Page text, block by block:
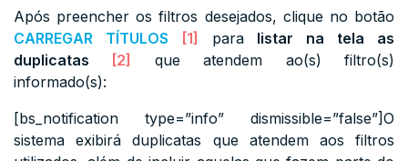
Após preencher os filtros desejados, clique no botão
CARREGAR TÍTULOS
[1] para listar na tela as
duplicatas [2]
que atendem ao(s) filtro(s)
informado(s):
[bs_notification type=”info” dismissible=”false”]O
sistema exibirá duplicatas que atendem aos filtros